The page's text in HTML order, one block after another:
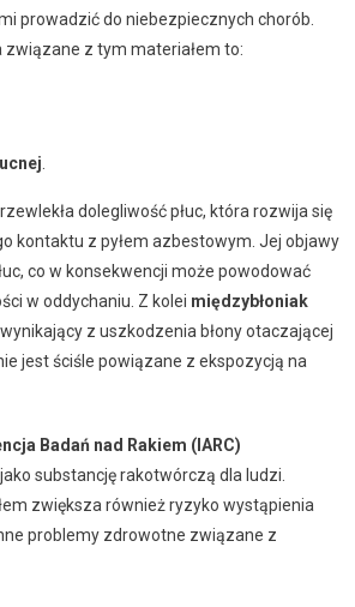
prowadzić do niebezpiecznych chorób.
związane z tym materiałem to:
dolegliwość płuc, która rozwija się
kontaktu z pyłem azbestowym. Jej objawy
co w konsekwencji może powodować
w oddychaniu. Z kolei międzybłoniak
z uszkodzenia błony otaczającej
jest ściśle powiązane z ekspozycją na
Badań nad Rakiem (IARC)
substancję rakotwórczą dla ludzi.
zwiększa również ryzyko wystąpienia
problemy zdrowotne związane z